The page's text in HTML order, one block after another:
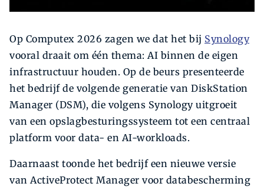
Op Computex 2026 zagen we dat het bij Synology
vooral draait om één thema: AI binnen de eigen
infrastructuur houden. Op de beurs presenteerde
het bedrijf de volgende generatie van DiskStation
Manager (DSM), die volgens Synology uitgroeit
van een opslagbesturingssysteem tot een centraal
platform voor data- en AI-workloads.
Daarnaast toonde het bedrijf een nieuwe versie
van ActiveProtect Manager voor databescherming